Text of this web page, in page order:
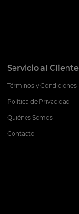
Servicio al Cliente
Términos y Condiciones
Política de Privacidad
Quiénes Somos
Contacto